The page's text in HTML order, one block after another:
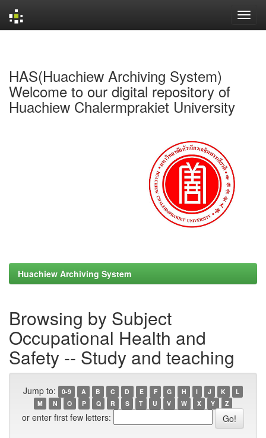
HAS(Huachiew Archiving System)
Welcome to our digital repository of
Huachiew Chalermprakiet University
Huachiew Archiving System
Browsing by Subject
Occupational Health and
Safety -- Study and teaching
Jump to: 0-9 A B C D E F G H I J K
L
M
N O P Q R S T U V W X Y Z
or enter first few letters: